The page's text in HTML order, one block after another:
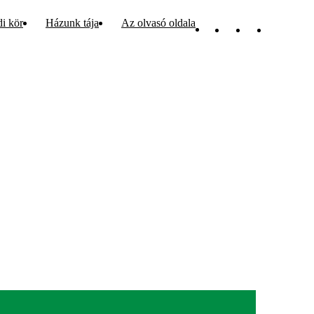
kör Házunk tája Az olvasó oldala